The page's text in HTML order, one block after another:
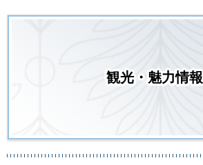
観光・魅力情報